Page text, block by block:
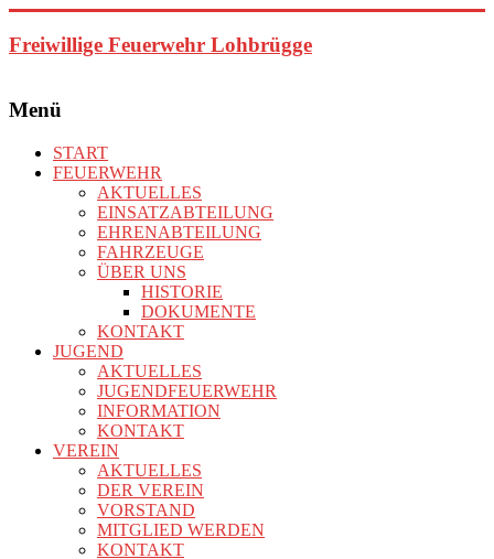
Inhalt
springen
Freiwillige Feuerwehr Lohbrügge
Menü
START
FEUERWEHR
AKTUELLES
EINSATZABTEILUNG
EHRENABTEILUNG
FAHRZEUGE
ÜBER UNS
HISTORIE
DOKUMENTE
KONTAKT
JUGEND
AKTUELLES
JUGENDFEUERWEHR
INFORMATION
KONTAKT
VEREIN
AKTUELLES
DER VEREIN
VORSTAND
MITGLIED WERDEN
KONTAKT